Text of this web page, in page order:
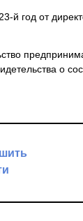
год от
о